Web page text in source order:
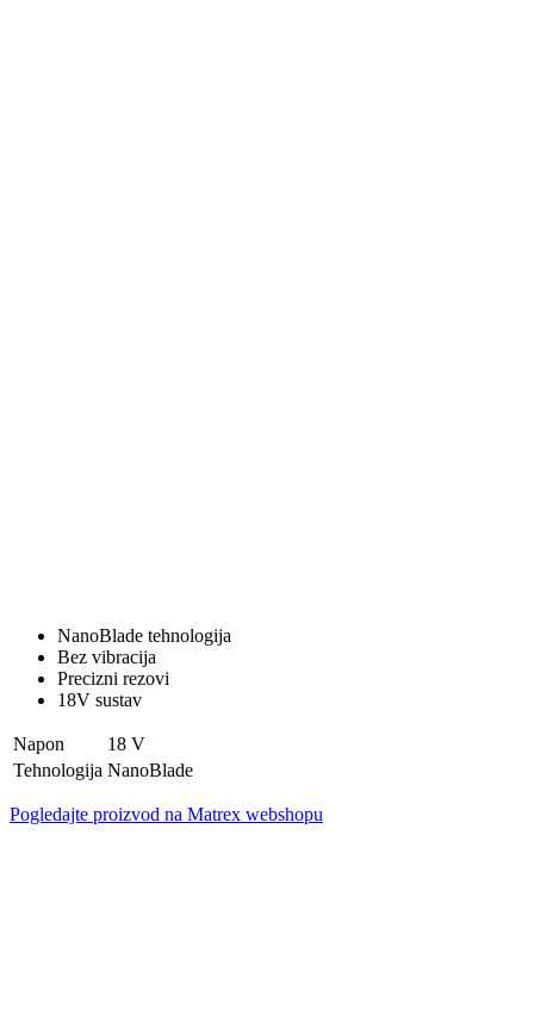
NanoBlade tehnologija
Bez vibracija
Precizni rezovi
18V sustav
Napon
18 V
Tehnologija NanoBlade
Pogledajte proizvod na Matrex webshopu